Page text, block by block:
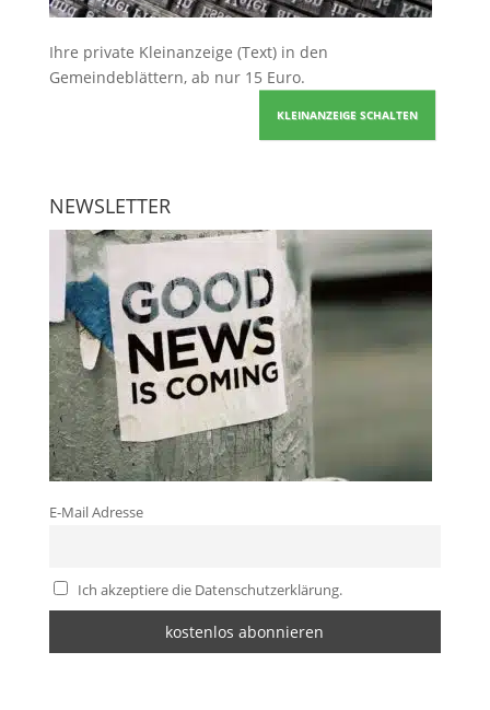
Ihre private Kleinanzeige (Text) in den
Gemeindeblättern, ab nur 15 Euro.
KLEINANZEIGE SCHALTEN
NEWSLETTER
E-Mail Adresse
Ich akzeptiere die Datenschutzerklärung.